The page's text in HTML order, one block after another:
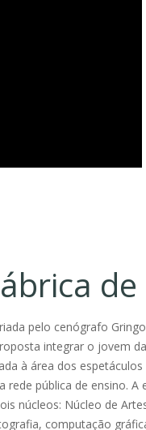
pelo cenógrafo
integrar o jovem
à área dos
pública de ensino.
núcleos: Núcleo de
computação